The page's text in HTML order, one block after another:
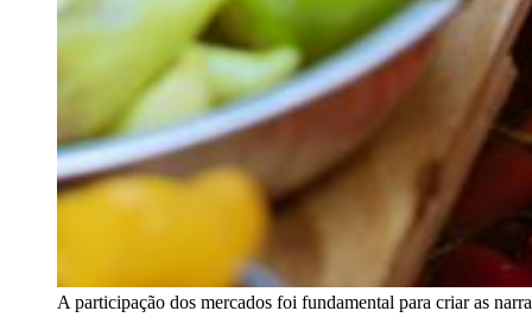
A participação dos mercados foi fundamental para criar as